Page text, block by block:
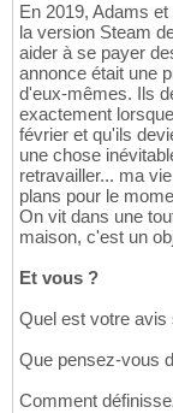
En 2019, Adams
la version Steam
aider à se payer
annonce était une
d'eux-mêmes. Ils
exactement
février et qu'ils
une chose
retravailler... ma
plans pour le
On vit dans une
maison, c'est un
Et vous ?
Quel est votre avis
Que pensez-vous
Comment